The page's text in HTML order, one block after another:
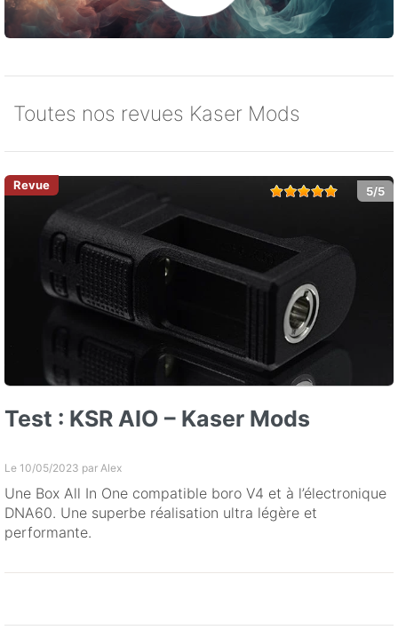
Toutes nos revues Kaser Mods
5/5
Test : KSR AIO – Kaser Mods
Le 10/05/2023 par Alex
Une Box All In One compatible boro V4 et à l’électronique
DNA60. Une superbe réalisation ultra légère et
performante.